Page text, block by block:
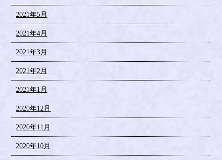
2021年5月
2021年4月
2021年3月
2021年2月
2021年1月
2020年12月
2020年11月
2020年10月